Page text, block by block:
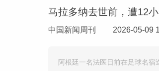
马拉多纳去世前，遭12
中国新闻周刊 2026-05-09
阿根廷一名法医日前在足球名宿